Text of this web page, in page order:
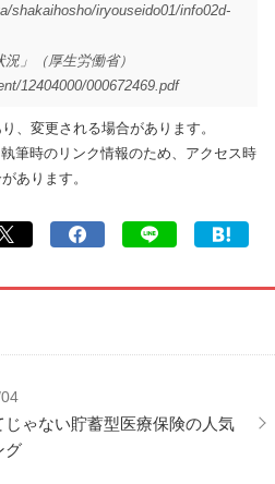
shakaihosho/iryouseido01/info02d-
」（厚生労働省）
12404000/000672469.pdf
、変更される場合があります。
筆時のリンク情報のため、アクセス時
あります。
じゃない貯蓄型医療保険の人気
グ